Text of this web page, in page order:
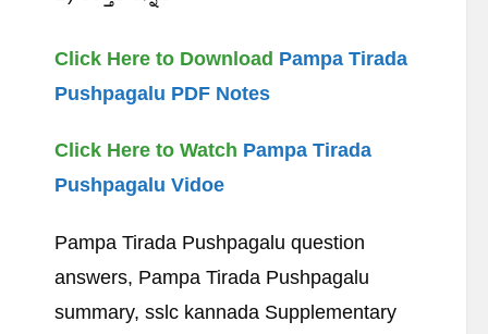
Click Here to Download Pampa Tirada
Pushpagalu PDF Notes
Click Here to Watch Pampa Tirada
Pushpagalu Vidoe
Pampa Tirada Pushpagalu question
answers, Pampa Tirada Pushpagalu
summary, sslc kannada Supplementary